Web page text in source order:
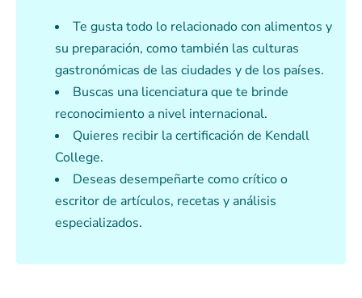
Te gusta todo lo relacionado con alimentos y
su preparación, como también las culturas
gastronómicas de las ciudades y de los países.
Buscas una licenciatura que te brinde
reconocimiento a nivel internacional.
Quieres recibir la certificación de Kendall
College.
Deseas desempeñarte como crítico o
escritor de artículos, recetas y análisis
especializados.